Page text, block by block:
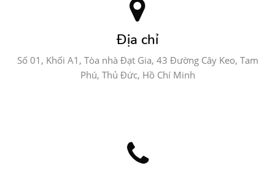
Địa chỉ
Số 01, Khối A1, Tòa nhà Đạt Gia, 43 Đường Cây Keo, Tam
Phú, Thủ Đức, Hồ Chí Minh